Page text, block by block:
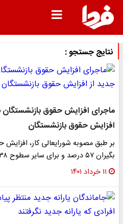
نتایج جستجو :
ماجرای افزایش حقوق بازنشستگان
افزایش حقوق بازنشستگان
بر طبق مصوبه شورایعالی کار، افزایش
بگیران ۵۷ درصد و برای سایر سطوح ۳۸ درصد بعلاوه ۵۱۵۰۰۰…
۱۱ خرداد ۱۴۰۱